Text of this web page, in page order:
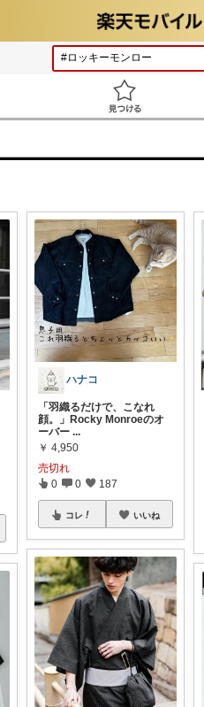
ハナコ
「羽織るだけで、こなれ
顔。」Rocky Monroeのオ
ーバー ...
￥ 4,950
売切れ
0 0 187
コレ いいね